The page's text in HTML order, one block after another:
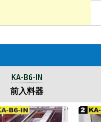
KA-B6-IN
前入料器